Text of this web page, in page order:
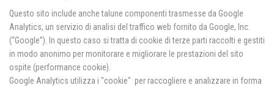
Questo sito include anche talune componenti trasmesse da Google
Analytics, un servizio di analisi del traffico web fornito da Google, Inc.
(“Google”). In questo caso si tratta di cookie di terze parti raccolti e gestiti
in modo anonimo per monitorare e migliorare le prestazioni del sito
ospite (performance cookie).
Google Analytics utilizza i "cookie" per raccogliere e analizzare in forma